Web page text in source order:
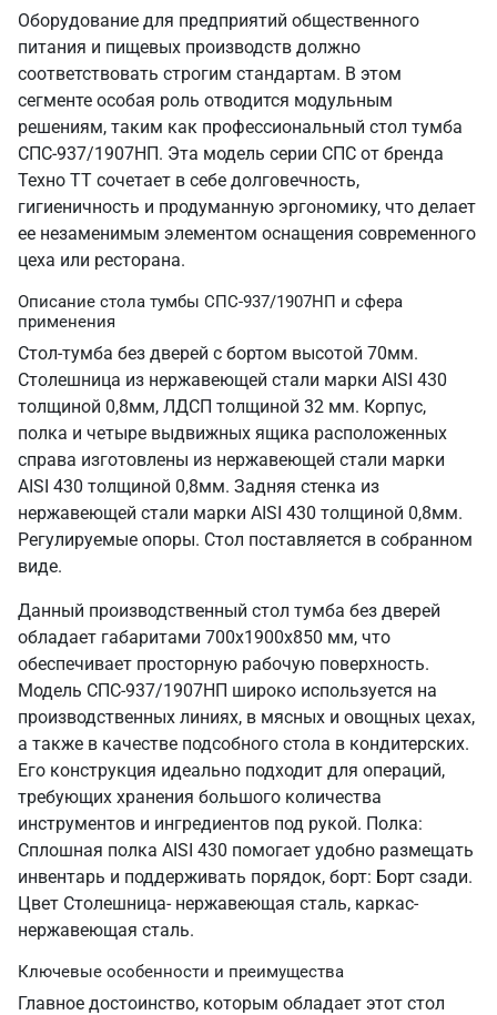
Оборудование для предприятий общественного
питания и пищевых производств должно
соответствовать строгим стандартам. В этом
сегменте особая роль отводится модульным
решениям, таким как профессиональный стол тумба
СПС-937/1907НП. Эта модель серии СПС от бренда
Техно ТТ сочетает в себе долговечность,
гигиеничность и продуманную эргономику, что делает
ее незаменимым элементом оснащения современного
цеха или ресторана.
Описание стола тумбы СПС-937/1907НП и сфера
применения
Стол-тумба без дверей с бортом высотой 70мм.
Столешница из нержавеющей стали марки AISI 430
толщиной 0,8мм, ЛДСП толщиной 32 мм. Корпус,
полка и четыре выдвижных ящика расположенных
справа изготовлены из нержавеющей стали марки
AISI 430 толщиной 0,8мм. Задняя стенка из
нержавеющей стали марки AISI 430 толщиной 0,8мм.
Регулируемые опоры. Стол поставляется в собранном
виде.
Данный производственный стол тумба без дверей
обладает габаритами 700х1900х850 мм, что
обеспечивает просторную рабочую поверхность.
Модель СПС-937/1907НП широко используется на
производственных линиях, в мясных и овощных цехах,
а также в качестве подсобного стола в кондитерских.
Его конструкция идеально подходит для операций,
требующих хранения большого количества
инструментов и ингредиентов под рукой. Полка:
Сплошная полка AISI 430 помогает удобно размещать
инвентарь и поддерживать порядок, борт: Борт сзади.
Цвет Столешница- нержавеющая сталь, каркас-
нержавеющая сталь.
Ключевые особенности и преимущества
Главное достоинство, которым обладает этот стол